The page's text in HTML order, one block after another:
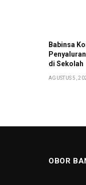
Babinsa
di Sekolah
AGUSTUS 5,
OBOR